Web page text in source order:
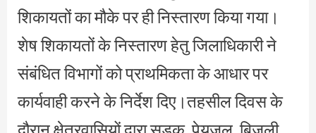
शिकायतों का मौके पर ही निस्तारण किया गया।
शेष शिकायतों के निस्तारण हेतु जिलाधिकारी ने
संबंधित विभागों को प्राथमिकता के आधार पर
कार्यवाही करने के निर्देश दिए।तहसील दिवस के